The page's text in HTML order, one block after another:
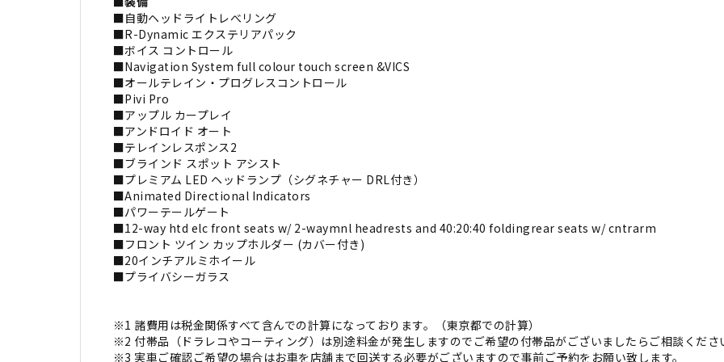
■自動ヘッドライトレべリング
■R-Dynamic エクステリアパック
■ボイス コントロール
■Navigation System full colour touch screen &VICS
■オールテレイン・プログレスコントロール
■Pivi Pro
■アップル カープレイ
■アンドロイド オート
■テレインレスポンス2
■ブラインド スポット アシスト
■プレミアム LED ヘッドランプ（シグネチャー DRL付き）
■Animated Directional Indicators
■パワーテールゲート
■12-way htd elc front seats w/ 2-waymnl headrests and 40:20:40 foldingrear seats w/ cntrarm
■フロント ツイン カップホルダー (カバー付き)
■20インチアルミホイール
■プライバシーガラス
※1 諸費用は税金関係すべて含んでの計算になっております。（東京都での計算）
※2 付帯品（ドラレコやコーティング）は別途料金が発生しますのでご希望の付帯品がございましたらご相談くださ
※3 実車ご確認ご希望の場合はお車を店舗まで回送する必要がございますので事前ご予約をお願い致します。